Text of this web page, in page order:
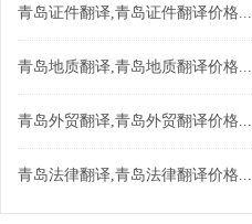
青岛证件翻译,青岛证件翻译价格...
青岛地质翻译,青岛地质翻译价格...
青岛外贸翻译,青岛外贸翻译价格...
青岛法律翻译,青岛法律翻译价格...